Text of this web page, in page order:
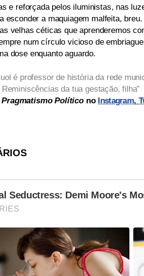
e reforçada pelos iluministas, nas
esconder a maquiagem malfeita, breu.
velhas céticas que aprenderemos
num círculo vicioso de
dose enquanto aguardo.
é professor de história da rede
Reminiscências da tua gestação, filha”
Pragmatismo Políticono Instagram,